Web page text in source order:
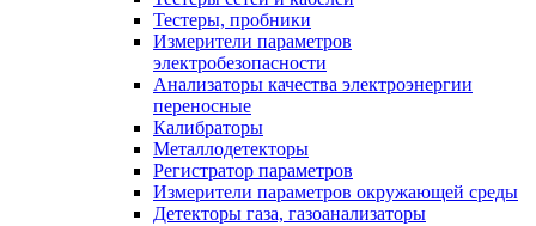
Тестеры, пробники
Измерители параметров
электробезопасности
Анализаторы качества электроэнергии
переносные
Калибраторы
Металлодетекторы
Регистратор параметров
Измерители параметров окружающей среды
Детекторы газа, газоанализаторы